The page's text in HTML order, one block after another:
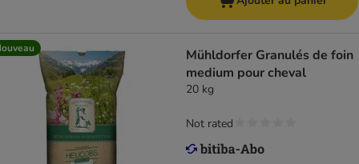
Mühldorfer Granulés de foin
medium pour cheval
20 kg
Not rated